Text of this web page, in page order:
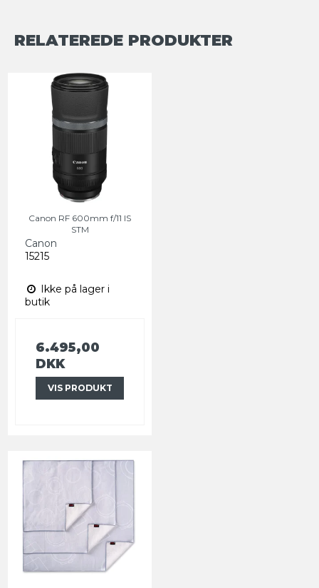
RELATEREDE PRODUKTER
Canon RF 600mm f/11 IS
STM
Canon
15215
Ikke på lager i
butik
6.495,00
DKK
VIS PRODUKT